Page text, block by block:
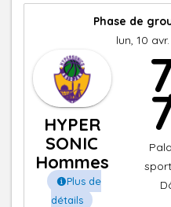
Phase de
lun, 10
HYPER
SONIC
Hommes
Plus de
détails